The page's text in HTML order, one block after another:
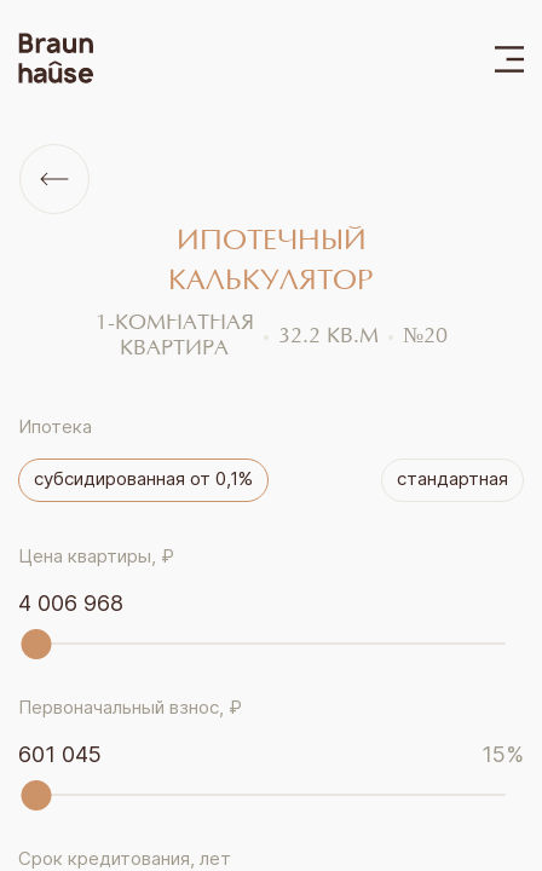
ИПОТЕЧНЫЙ
КАЛЬКУЛЯТОР
1-КОМНАТНАЯ
КВАРТИРА
32.2 КВ.М №20
Ипотека
субсидированная от 0,1% стандартная
Цена квартиры, ₽
4 006 968
Первоначальный взнос, ₽
601 045 15%
Срок кредитования, лет